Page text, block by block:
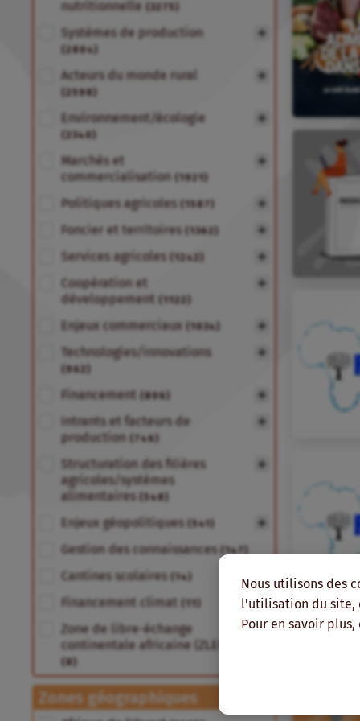
Nous utilisons des
l'utilisation du site,
Pour en savoir
nutritionnelle (3275)
Systèmes de production
(2804)
Acteurs du monde rural
(2598)
Environnement/écologie
(2340)
Marchés et
commercialisation (1921)
Politiques agricoles (1587)
Foncier et territoires (1362)
Services agricoles (1242)
Coopération et
développement
(1122)
Enjeux commerciaux (1034)
Technologies/innovations
(962)
Financement (806)
Intrants et facteurs de
production (746)
Structuration des filières
agricoles/systèmes
alimentaires (548)
Enjeux géopolitiques (541)
Gestion des connaissances (147)
Cantines scolaires (14)
Financement climat (11)
Zone de libre-échange
continentale africaine (ZLECA)
(8)
Zones géographiques